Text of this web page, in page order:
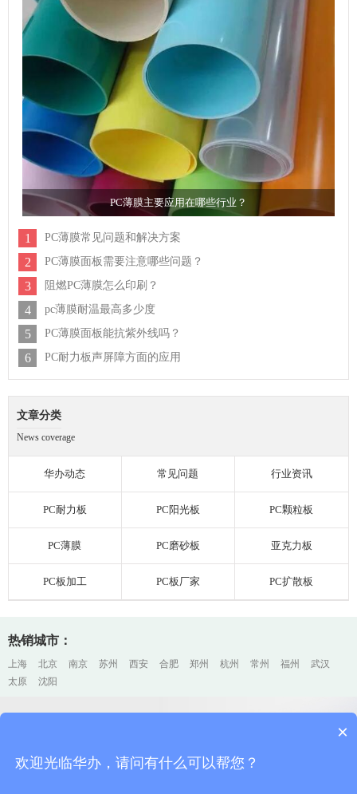
PC薄膜主要应用在哪些行业？
1 PC薄膜常见问题和解决方案
2 PC薄膜面板需要注意哪些问题？
3 阻燃PC薄膜怎么印刷？
4 pc薄膜耐温最高多少度
5 PC薄膜面板能抗紫外线吗？
6 PC耐力板声屏障方面的应用
文章分类
News coverage
华办动态 常见问题 行业资讯
PC耐力板 PC阳光板 PC颗粒板
PC薄膜 PC磨砂板 亚克力板
PC板加工 PC板厂家 PC扩散板
热销城市：
上海 北京 南京 苏州 西安 合肥 郑州 杭州 常州 福州
武汉
太原
沈阳
欢迎咨询华办，您的每一个电话、邮件、留言，我们都会认真对待
×
欢迎光临华办，请问有什么可以帮您？